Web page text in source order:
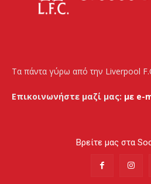
Τα πάντα γύρω από την Liverpool
Επικοινωνήστε μαζί μας: με e-
Βρείτε μας στα